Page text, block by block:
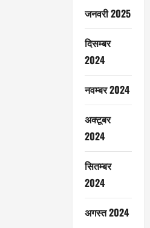
जनवरी 2025
दिसम्बर
2024
नवम्बर 2024
अक्टूबर
2024
सितम्बर
2024
अगस्त 2024